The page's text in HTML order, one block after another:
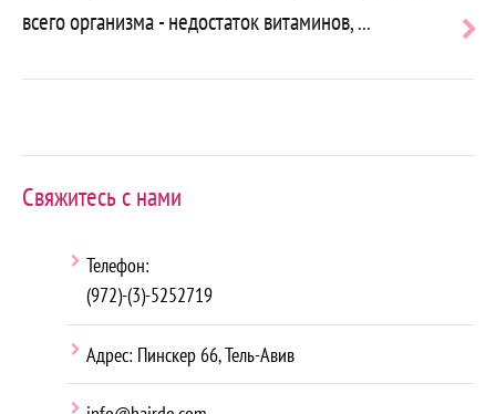
всего организма - недостаток витаминов, ...
Свяжитесь с нами
Телефон:
(972)-(3)-5252719
Адрес: Пинскер 66, Тель-Авив